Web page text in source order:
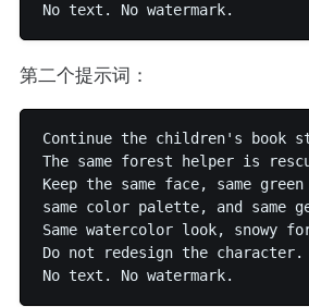
第二个提示词：
Continue the children's book
The same forest helper is
Keep the same face, same
same color palette, and same
Same watercolor look, snowy
Do not redesign the character.